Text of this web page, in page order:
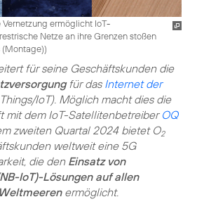
ermöglicht IoT-
Netze an ihre Grenzen stoßen
)
für seine Geschäftskunden die
für das Internet der
IoT). Möglich macht dies die
mit dem IoT-Satellitenbetreiber OQ
zweiten Quartal 2024 bietet O2
weltweit eine 5G
die den Einsatz von
IoT)-Lösungen auf allen
ermöglicht.